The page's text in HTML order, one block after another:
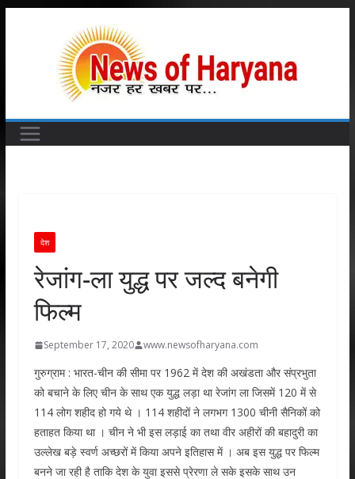
देश
रेजांग-ला युद्ध पर जल्द बनेगी
फिल्म
September 17, 2020 www.newsofharyana.com
गुरुग्राम : भारत-चीन की सीमा पर 1962 में देश की अखंडता और संप्रभुता
को बचाने के लिए चीन के साथ एक युद्ध लड़ा था रेजांग ला जिसमें 120 में से
114 लोग शहीद हो गये थे । 114 शहीदों ने लगभग 1300 चीनी सैनिकों को
हताहत किया था । चीन ने भी इस लड़ाई का तथा वीर अहीरों की बहादुरी का
उल्लेख बड़े स्वर्ण अच्छरों में किया अपने इतिहास में । अब इस युद्ध पर फिल्म
बनने जा रही है ताकि देश के युवा इससे प्रेरणा ले सके इसके साथ उन